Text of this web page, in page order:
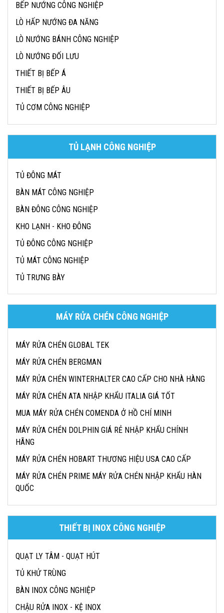
BẾP NƯỚNG CÔNG NGHIỆP
LÒ HẤP NƯỚNG ĐA NĂNG
LÒ NƯỚNG BÁNH CÔNG NGHIỆP
LÒ NƯỚNG ĐỐI LƯU
THIẾT BỊ BẾP Á
THIẾT BỊ BẾP ÂU
TỦ CƠM CÔNG NGHIỆP
TỦ LẠNH CÔNG NGHIỆP
TỦ ĐÔNG MÁT
BÀN MÁT CÔNG NGHIỆP
BÀN ĐÔNG CÔNG NGHIỆP
KHO LẠNH - KHO ĐÔNG
TỦ ĐÔNG CÔNG NGHIỆP
TỦ MÁT CÔNG NGHIỆP
TỦ TRƯNG BÀY
MÁY RỬA CHÉN CÔNG NGHIỆP
MÁY RỬA CHÉN GLOBAL TEK
MÁY RỬA CHÉN BERGMAN
MÁY RỬA CHÉN WINTERHALTER CAO CẤP CHO NHÀ HÀNG
MÁY RỬA CHÉN ATA NHẬP KHẨU ITALIA GIÁ TỐT
MUA MÁY RỬA CHÉN COMENDA Ở HỒ CHÍ MINH
MÁY RỬA CHÉN DOLPHIN GIÁ RẺ NHẬP KHẨU CHÍNH
HÃNG
MÁY RỬA CHÉN HOBART THƯƠNG HIỆU USA CAO CẤP
MÁY RỬA CHÉN PRIME MÁY RỬA CHÉN NHẬP KHẨU HÀN
QUỐC
THIẾT BỊ INOX CÔNG NGHIỆP
QUẠT LY TÂM - QUẠT HÚT
TỦ KHỬ TRÙNG
BÀN INOX CÔNG NGHIỆP
CHẬU RỬA INOX - KỆ INOX